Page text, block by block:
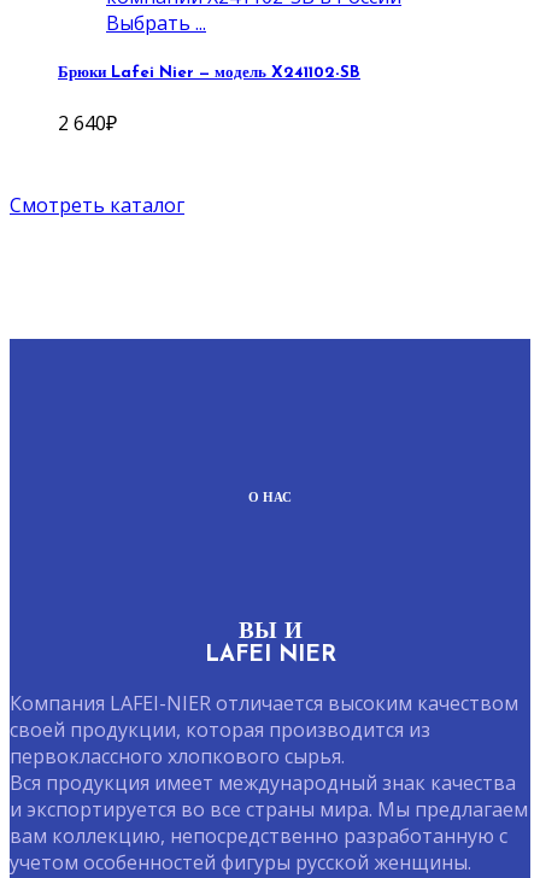
Выбрать ...
Брюки Lafei Nier — модель X241102-SB
2 640₽
Смотреть каталог
О НАС
ВЫ И
LAFEI NIER
Компания LAFEI-NIER отличается высоким качеством
своей продукции, которая производится из
первоклассного хлопкового сырья.
Вся продукция имеет международный знак качества
и экспортируется во все страны мира. Мы предлагаем
вам коллекцию, непосредственно разработанную с
учетом особенностей фигуры русской женщины.